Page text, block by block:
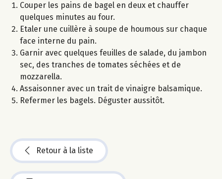
Couper les pains de bagel en deux et chauffer
quelques minutes au four.
Etaler une cuillère à soupe de houmous sur chaque
face interne du pain.
Garnir avec quelques feuilles de salade, du jambon
sec, des tranches de tomates séchées et de
mozzarella.
Assaisonner avec un trait de vinaigre balsamique.
Refermer les bagels. Déguster aussitôt.
Retour à la liste